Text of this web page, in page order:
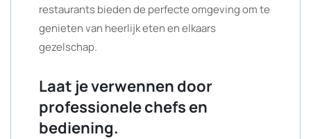
restaurants bieden de perfecte omgeving om te
genieten van heerlijk eten en elkaars
gezelschap.
Laat je verwennen door
professionele chefs en
bediening.